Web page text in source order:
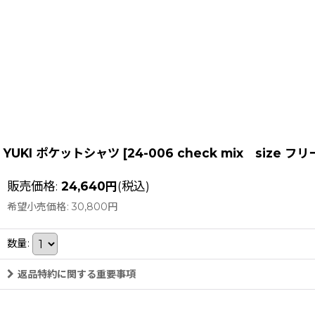
YUKI ポケットシャツ [24-006 check mix size フリ
販売価格: 24,640円(税込)
希望小売価格: 30,800円
数量:
返品特約に関する重要事項